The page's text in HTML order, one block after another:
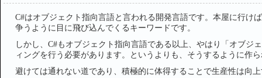
C#はオブジェクト指向言語と言われる開発言語です。本屋に行け
争うように目に飛び込んでくるキーワードです。
しかし、C#もオブジェクト指向言語である以上、やはり「オブジ
ィングを行う必要があります。というよりも、そうするように作
避けては通れない道であり、積極的に体得することで生産性は向